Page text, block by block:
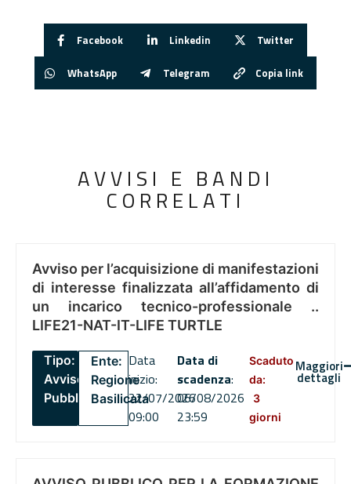
Facebook Linkedin Twitter
WhatsApp Telegram Copia link
AVVISI E BANDI
CORRELATI
Avviso per l’acquisizione di manifestazioni
di interesse finalizzata all’affidamento di
un incarico tecnico-professionale ..
LIFE21-NAT-IT-LIFE TURTLE
Tipo:
Avviso
Pubblico
Ente:
Regione
Basilicata
Data
inizio:
22/07/2026
09:00
Data di
scadenza:
06/08/2026
23:59
Scaduto
da:
3
giorni
Maggiori
dettagli